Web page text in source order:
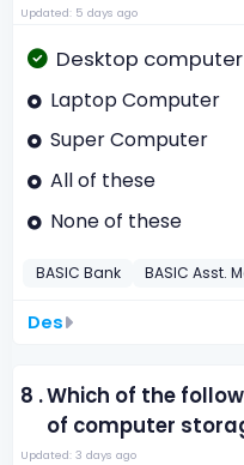
Updated: 5 days ago
Desktop computer
Laptop Computer
Super Computer
All of these
None of these
BASIC Bank BASIC Asst.
Des
8 .Which of the
of computer
Updated: 3 days ago